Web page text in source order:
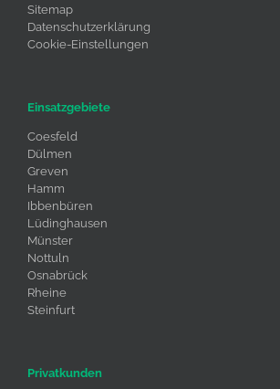
Sitemap
Datenschutzerklärung
Cookie-Einstellungen
Einsatzgebiete
Coesfeld
Dülmen
Greven
Hamm
Ibbenbüren
Lüdinghausen
Münster
Nottuln
Osnabrück
Rheine
Steinfurt
Privatkunden